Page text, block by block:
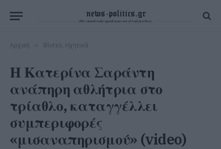
Αρχική Βίντεο, Ηχητικά
Η Κατερίνα Σαράντη
ανάπηρη αθλήτρια στο
τρίαθλο, καταγγέλλει
συμπεριφορές
«μισαναπηρισμού» (video)